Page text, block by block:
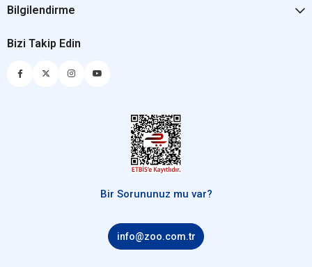
Bilgilendirme
Bizi Takip Edin
Bir Sorununuz mu var?
info@zoo.com.tr